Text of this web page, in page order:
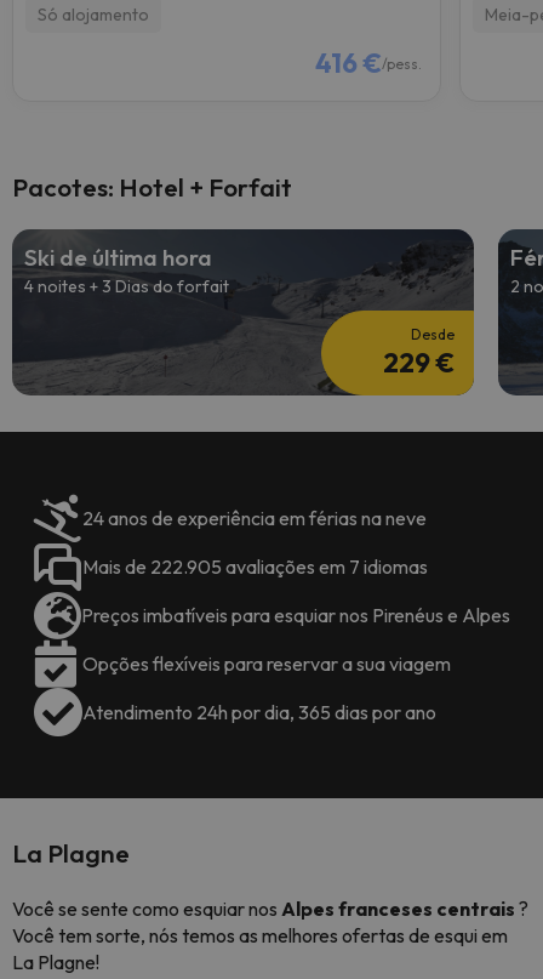
Só alojamento
416 €/pess.
Meia-
Pacotes: Hotel + Forfait
Ski de última hora
4 noites + 3 Dias do forfait
Desde
229 €
2
24 anos de experiência em férias na neve
Mais de 222.905 avaliações em 7 idiomas
Preços imbatíveis para esquiar nos Pirenéus e Alpes
Opções flexíveis para reservar a sua viagem
Atendimento 24h por dia, 365 dias por ano
La Plagne
Você se sente como esquiar nos Alpes franceses centrais ?
Você tem sorte, nós temos as melhores ofertas de esqui em
La Plagne!